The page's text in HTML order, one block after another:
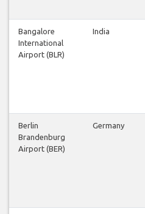
Bangalore
International
Airport (BLR)
India
Berlin
Brandenburg
Airport (BER)
Germany